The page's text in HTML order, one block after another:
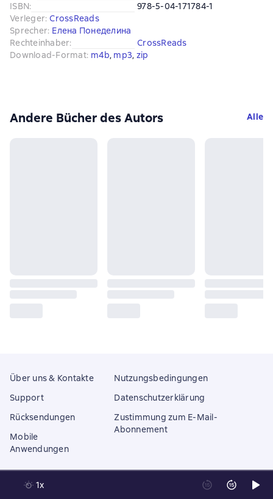
ISBN:
978-5-04-171784-1
Verleger: CrossReads
Sprecher: Елена Понеделина
Rechteinhaber:
CrossReads
Download-Format: m4b, mp3, zip
Andere Bücher des Autors Alle
1x
Über uns & Kontakte
Support
Rücksendungen
Mobile
Anwendungen
Nutzungsbedingungen
Datenschutzerklärung
Zustimmung zum E-Mail-
Abonnement